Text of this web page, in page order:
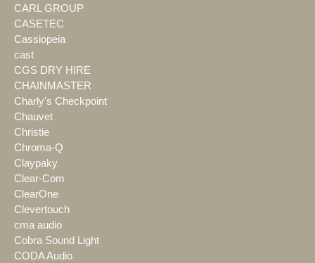
CARL GROUP
CASETEC
Cassiopeia
cast
CGS DRY HIRE
CHAINMASTER
Charly's Checkpoint
Chauvet
Christie
Chroma-Q
Claypaky
Clear-Com
ClearOne
Clevertouch
cma audio
Cobra Sound Light
CODA Audio